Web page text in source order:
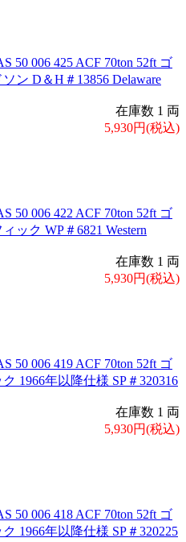
50 006 425 ACF 70ton 52ft ゴ
ン D＆H＃13856 Delaware
在庫数 1 両
5,930円(税込)
50 006 422 ACF 70ton 52ft ゴ
ック WP＃6821 Western
在庫数 1 両
5,930円(税込)
50 006 419 ACF 70ton 52ft ゴ
1966年以降仕様 SP＃320316
在庫数 1 両
5,930円(税込)
50 006 418 ACF 70ton 52ft ゴ
1966年以降仕様 SP＃320225